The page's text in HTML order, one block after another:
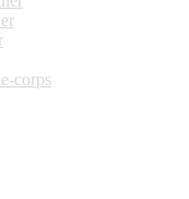
corps